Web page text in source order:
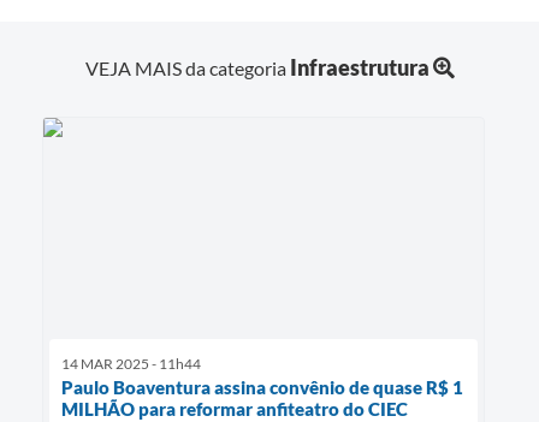
VEJA MAIS da categoria Infraestrutura
14 MAR 2025 - 11h44
Paulo Boaventura assina convênio de quase R$ 1
MILHÃO para reformar anfiteatro do CIEC